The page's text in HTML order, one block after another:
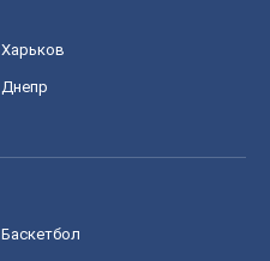
Харьков
Днепр
Баскетбол